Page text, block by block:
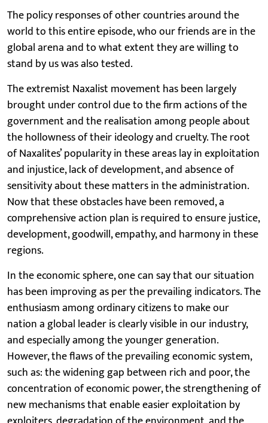
The policy responses of other countries around the
world to this entire episode, who our friends are in the
global arena and to what extent they are willing to
stand by us was also tested.
The extremist Naxalist movement has been largely
brought under control due to the firm actions of the
government and the realisation among people about
the hollowness of their ideology and cruelty. The root
of Naxalites’ popularity in these areas lay in exploitation
and injustice, lack of development, and absence of
sensitivity about these matters in the administration.
Now that these obstacles have been removed, a
comprehensive action plan is required to ensure justice,
development, goodwill, empathy, and harmony in these
regions.
In the economic sphere, one can say that our situation
has been improving as per the prevailing indicators. The
enthusiasm among ordinary citizens to make our
nation a global leader is clearly visible in our industry,
and especially among the younger generation.
However, the flaws of the prevailing economic system,
such as: the widening gap between rich and poor, the
concentration of economic power, the strengthening of
new mechanisms that enable easier exploitation by